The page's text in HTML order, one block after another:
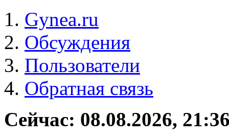
Gynea.ru
Обсуждения
Пользователи
Обратная связь
Сейчас: 08.08.2026,